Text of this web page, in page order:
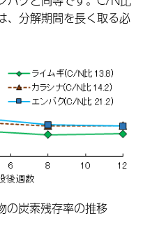
、分解期間を長く取る必
の炭素残存率の推移